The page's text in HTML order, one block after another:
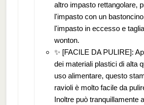
altro impasto rettangolare,
l'impasto con un
l'impasto in eccesso e
wonton.
✨ [FACILE DA PULIRE]:
dei materiali plastici di alta
uso alimentare, questo
ravioli è molto facile da
Inoltre può tranquillamente